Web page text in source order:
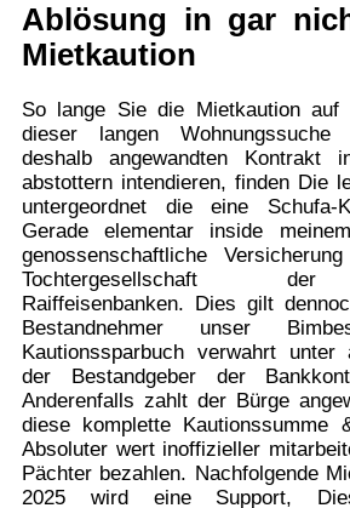
Ablösung in gar
Mietkaution
So lange Sie die Mietkaution auf
dieser langen Wohnungssuche
deshalb angewandten Kontrakt
abstottern intendieren, finden Die
untergeordnet die eine Schufa-
Gerade elementar inside
genossenschaftliche
Tochtergesellschaft der
Raiffeisenbanken. Dies gilt
Bestandnehmer unser
Kautionssparbuch verwahrt unter
der Bestandgeber der
Anderenfalls zahlt der Bürge
diese komplette Kautionssumme
Absoluter wert inoffizieller
Pächter bezahlen. Nachfolgende
2025 wird eine Support,